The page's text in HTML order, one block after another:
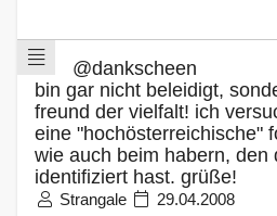
@dankscheen
bin gar nicht beleidigt,
freund der vielfalt! ich
eine "hochösterreichische"
wie auch beim habern, den
identifiziert hast. grüße!
Strangale 29.04.2008